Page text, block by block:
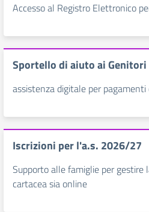
Accesso al Registro Elettronico
Sportello di aiuto ai Genitori
assistenza digitale per
Iscrizioni per l'a.s. 2026/27
Supporto alle famiglie per gestire
cartacea sia online